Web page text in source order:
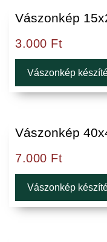
Vászonkép
3.000 Ft
Vászonkép
Vászonkép
7.000 Ft
Vászonkép